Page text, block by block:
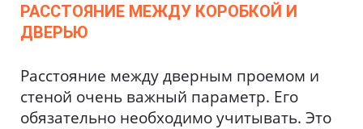
РАССТОЯНИЕ МЕЖДУ КОРОБКОЙ И
ДВЕРЬЮ
Расстояние между дверным проемом и
стеной очень важный параметр. Его
обязательно необходимо учитывать. Это